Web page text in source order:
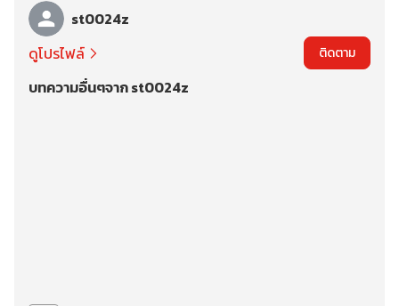
st0024z
ดูโปรไฟล์
ติดตาม
บทความอื่นๆจาก st0024z